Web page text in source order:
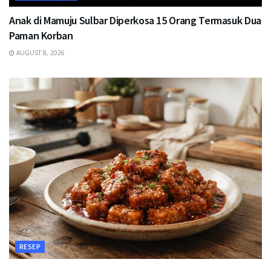
Anak di Mamuju Sulbar Diperkosa 15 Orang Termasuk Dua
Paman Korban
AUGUST 8, 2026
RESEP